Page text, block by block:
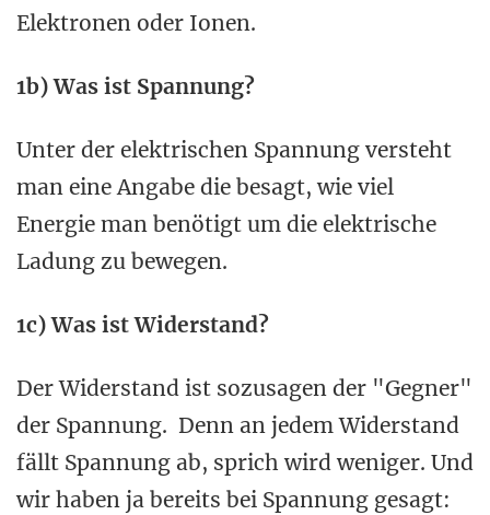
Elektronen oder Ionen.
1b) Was ist Spannung?
Unter der elektrischen Spannung versteht
man eine Angabe die besagt, wie viel
Energie man benötigt um die elektrische
Ladung zu bewegen.
1c) Was ist Widerstand?
Der Widerstand ist sozusagen der "Gegner"
der Spannung. Denn an jedem Widerstand
fällt Spannung ab, sprich wird weniger. Und
wir haben ja bereits bei Spannung gesagt: